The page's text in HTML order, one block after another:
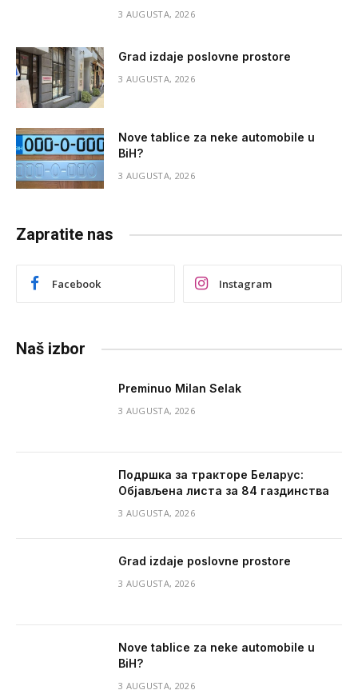
3 AUGUSTA, 2026
Grad izdaje poslovne prostore
3 AUGUSTA, 2026
Nove tablice za neke automobile u
BiH?
3 AUGUSTA, 2026
Zapratite nas
Facebook Instagram
Naš izbor
Preminuo Milan Selak
3 AUGUSTA, 2026
Подршка за тракторе Беларус:
Објављена листа за 84 газдинства
3 AUGUSTA, 2026
Grad izdaje poslovne prostore
3 AUGUSTA, 2026
Nove tablice za neke automobile u
BiH?
3 AUGUSTA, 2026